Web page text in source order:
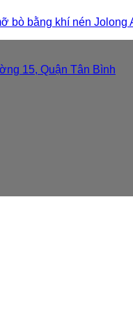
bò bằng khí nén Jolong
15, Quận Tân Bình